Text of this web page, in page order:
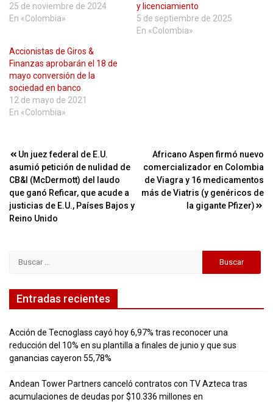
25 de noviembre de 2024
En «Colombia»
y licenciamiento
5 de septiembre de 2025
En «Colombia»
Accionistas de Giros &
Finanzas aprobarán el 18 de
mayo conversión de la
sociedad en banco
12 de mayo de 2021
En «Colombia»
Navegación
de
entradas
Un juez federal de E.U.
asumió petición de nulidad de
CB&I (McDermott) del laudo
que ganó Reficar, que acude a
justicias de E.U., Países Bajos y
Reino Unido
Africano Aspen firmó nuevo
comercializador en Colombia
de Viagra y 16 medicamentos
más de Viatris (y genéricos de
la gigante Pfizer)
Entradas recientes
Acción de Tecnoglass cayó hoy 6,97% tras reconocer una
reducción del 10% en su plantilla a finales de junio y que sus
ganancias cayeron 55,78%
Andean Tower Partners canceló contratos con TV Azteca tras
acumulaciones de deudas por $10.336 millones en